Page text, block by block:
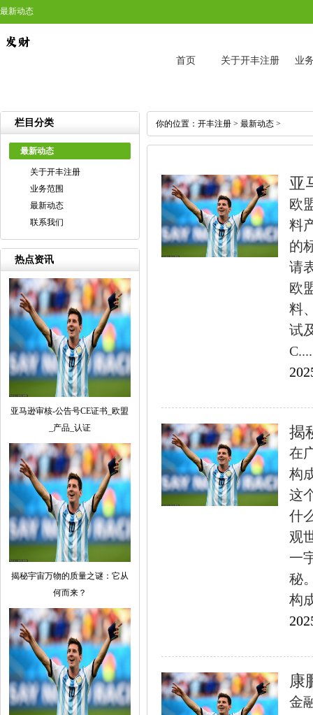
最新动态
首页 关于开丰注册 业
栏目分类
最新动态
关于开丰注册
业务范围
最新动态
联系我们
热点资讯
亚马逊审核-公告号CE证书_欧盟
_产品_认证
揭秘宇宙万物的质量之谜：它从
何而来？
你的位置： 开丰注册 > 最新动态 >
亚
欧
料
的
请
欧
料
试
揭
在
构
这
什
观
一
秘
构
康
金